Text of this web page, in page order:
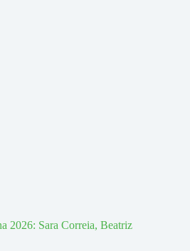
2026: Sara Correia, Beatriz